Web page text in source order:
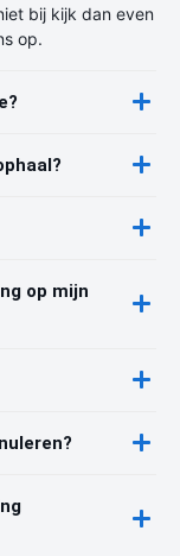
bij kijk dan even
op.
op mijn